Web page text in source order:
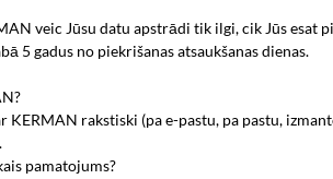
veic Jūsu datu apstrādi tik ilgi, cik Jūs esat
5 gadus no piekrišanas atsaukšanas dienas.
KERMAN rakstiski (pa e-pastu, pa pastu,
pamatojums?